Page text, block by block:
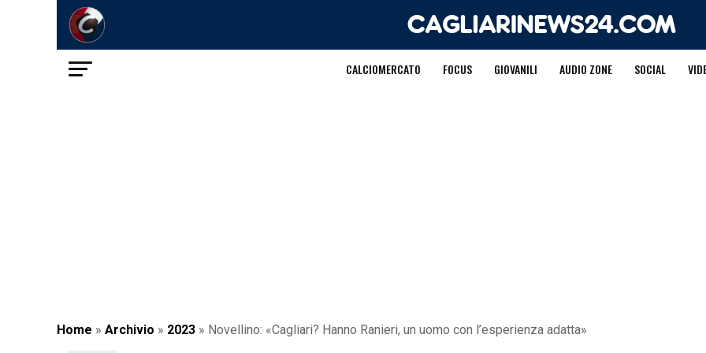
CALCIOMERCATO FOCUS GIOVANILI AUDIO ZONE SOCIAL
Home » Archivio » 2023 » Novellino: «Cagliari? Hanno Ranieri, un uomo con l’esperienza adatta»